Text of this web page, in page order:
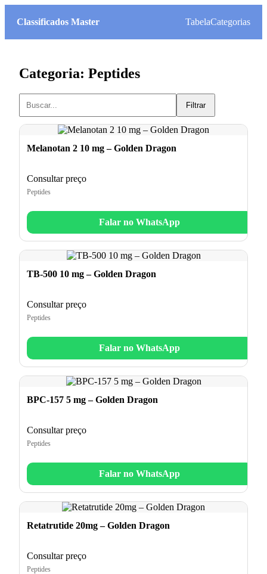
Classificados Master TabelaCategorias
Categoria: Peptides
Filtrar
Melanotan 2 10 mg – Golden Dragon
Consultar preço
Peptides
Falar no WhatsApp
TB-500 10 mg – Golden Dragon
Consultar preço
Peptides
Falar no WhatsApp
BPC-157 5 mg – Golden Dragon
Consultar preço
Peptides
Falar no WhatsApp
Retatrutide 20mg – Golden Dragon
Consultar preço
Peptides